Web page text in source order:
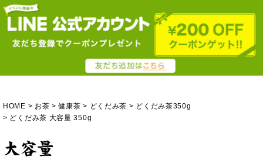
HOME お茶 健康茶 どくだみ茶
どくだみ茶350g
どくだみ茶 大容量 350g